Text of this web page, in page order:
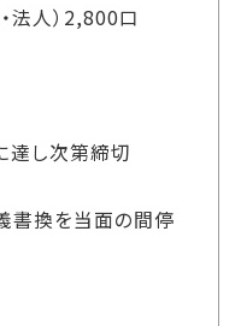
法人）2,800口
達し次第締切
書換を当面の間停